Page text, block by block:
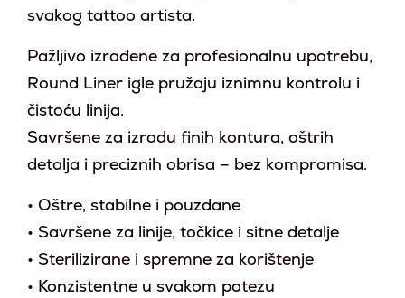
svakog tattoo artista.
Pažljivo izrađene za profesionalnu upotrebu,
Round Liner igle pružaju iznimnu kontrolu i
čistoću linija.
Savršene za izradu finih kontura, oštrih
detalja i preciznih obrisa – bez kompromisa.
• Oštre, stabilne i pouzdane
• Savršene za linije, točkice i sitne detalje
• Sterilizirane i spremne za korištenje
• Konzistentne u svakom potezu